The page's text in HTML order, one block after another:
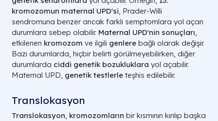
kromozomun maternal UPD'si, Prader-Willi
sendromuna benzer ancak farklı semptomlara yol açan
durumlara sebep olabilir. Maternal UPD'nin sonuçları,
etkilenen kromozom ve ilgili genlere bağlı olarak değişir.
Bazı durumlarda, hiçbir belirti görülmeyebilirken, diğer
durumlarda ciddi genetik bozukluklara yol açabilir.
Maternal UPD, genetik testlerle teşhis edilebilir.
Translokasyon
Translokasyon, kromozomların bir kısmının kırılıp başka